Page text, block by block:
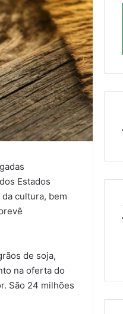
Estados
cultura, bem
de soja,
na oferta do
São 24 milhões